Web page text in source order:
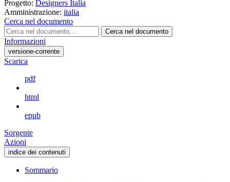
Progetto: Designers Italia
Amministrazione: italia
Cerca nel documento
Cerca nel documento
Informazioni
versione-corrente
Scarica
pdf
html
epub
Sorgente
Azioni
indice dei contenuti
Sommario